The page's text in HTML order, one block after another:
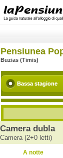
Pensiunea
Buzias (Timis)
Bassa stagione
Camera dubla
Camera (2+0 letti)
A notte